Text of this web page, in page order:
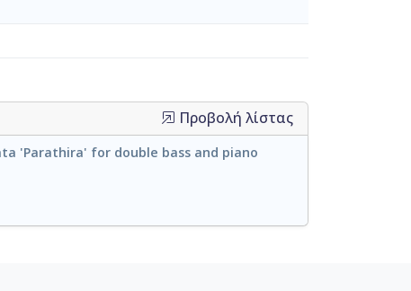
Προβολή λίστας
'Parathira' for double bass and piano